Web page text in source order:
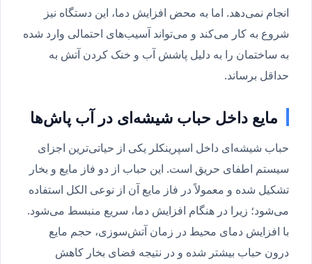
انجام نمی‌دهد. اما به محض افزایش دما، این دستگاه نیز
شروع به کار می‌کند و می‌تواند آسیب‌های احتمالی وارد شده
به ساختمان را به دلیل پاشش آب و خنک کردن آتش به
حداقل برساند.
مایع داخل حباب شیشه‌ای در آب پاش‌ها
حباب شیشه‌ای داخل اسپرینکلر یکی از حیاتی‌ترین اجزای
سیستم اطفای حریق است. این حباب از دو فاز مایع و بخار
تشکیل شده و معمولاً در فاز مایع آن از نوعی الکل استفاده
می‌شود؛ زیرا در هنگام افزایش دما، سریع منبسط می‌شود.
با افزایش دمای محیط در زمان آتش‌سوزی، حجم مایع
درون حباب بیشتر شده و در نتیجه فضای بخار کاهش